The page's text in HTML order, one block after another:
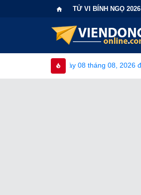
TỬ VI BÍNH NGỌ 2026
08 tháng 08, 2026 đến 14 tháng 08, 2026